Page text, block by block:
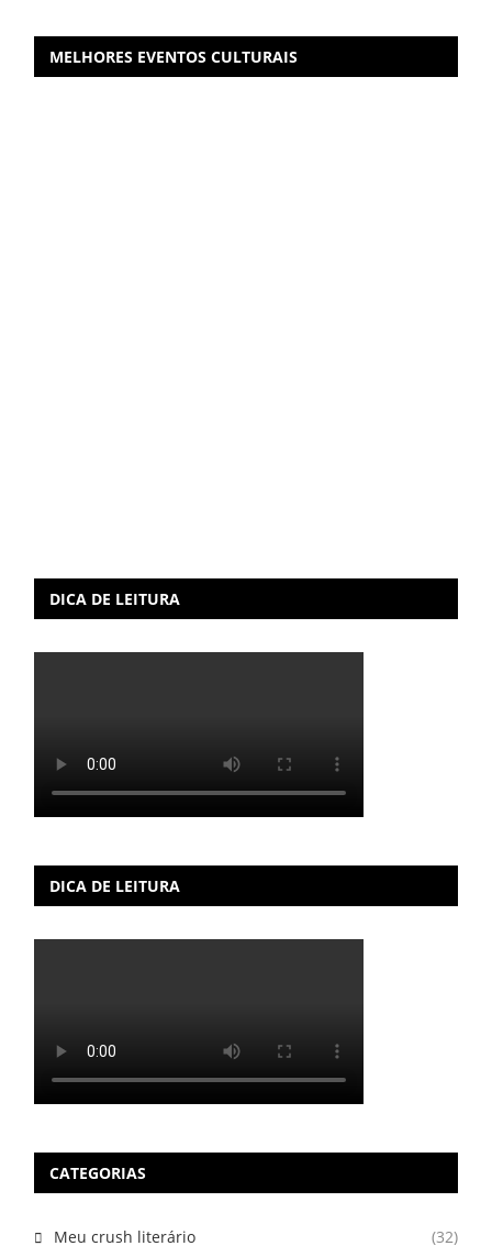
MELHORES EVENTOS CULTURAIS
DICA DE LEITURA
DICA DE LEITURA
CATEGORIAS
Meu crush literário (32)